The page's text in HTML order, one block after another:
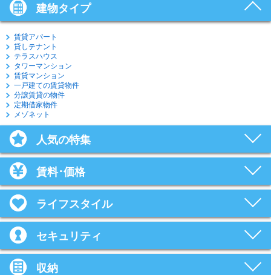
建物タイプ
賃貸アパート
貸しテナント
テラスハウス
タワーマンション
賃貸マンション
一戸建ての賃貸物件
分譲賃貸の物件
定期借家物件
メゾネット
人気の特集
賃料･価格
ライフスタイル
セキュリティ
収納